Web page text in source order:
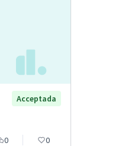
Acceptada
0 0